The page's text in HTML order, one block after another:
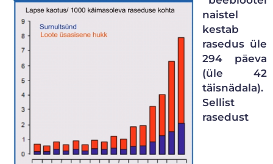
naistel
kestab
rasedus üle
294 päeva
(üle 42
täisnädala).
Sellist
rasedust